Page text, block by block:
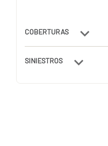
COBERTURAS
SINIESTROS